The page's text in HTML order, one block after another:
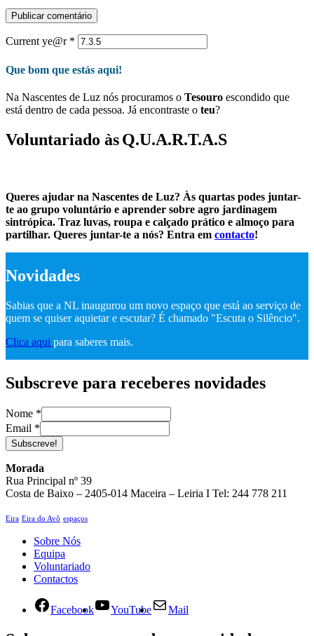
Current ye@r *
Que bom que estás aqui!
Na Nascentes de Luz nós procuramos o Tesouro escondido que
está dentro de cada pessoa. Já encontraste o teu?
Voluntariado àsQ.U.A.R.T.A.S
Queres ajudar na Nascentes de Luz? Às quartas podes juntar-
te ao grupo voluntário e aprender sobre agro jardinagem
sintrópica. Traz luvas, roupa e calçado prático e almoço para
partilhar. Queres juntar-te a nós? Entra em contacto!
Novidades
Sabias que a NL inaugurou um novo espaço que está ao serviço de
quem se quiser aquietar e escutar? É chamado "Escuta o Silêncio".
Clica aqui para saberes mais.
Subscreve para receberes novidades
Nome *
Email *
Subscreve!
Morada
Rua Principal nº 39
Costa de Baixo – 2405-014 Maceira – Leiria I Tel: 244 778 211
Eira Eira do Avô espaços
Sobre Nós
Equipa
Voluntariado
Contactos
Facebook YouTube Mail